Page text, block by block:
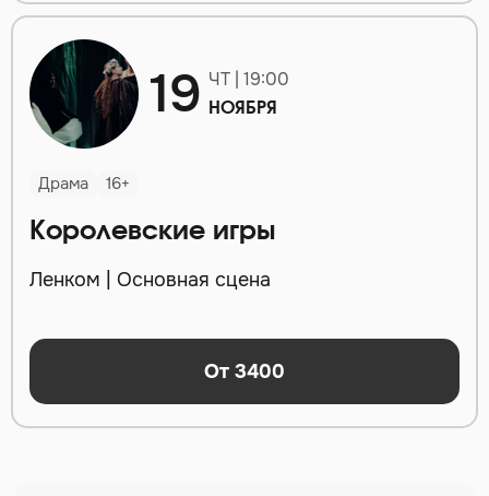
19 ЧТ | 19:00
НОЯБРЯ
Драма 16+
Королевские игры
Ленком | Основная сцена
От 3400